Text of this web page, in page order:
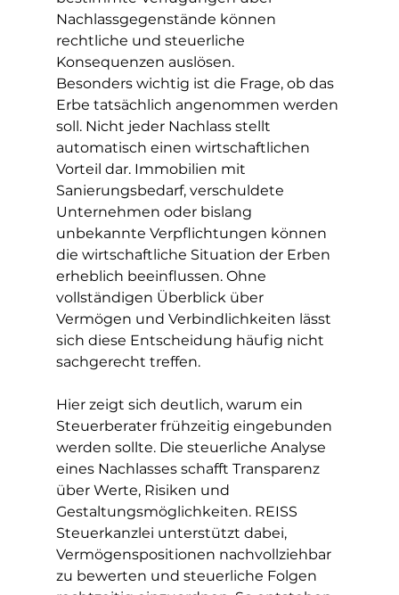
Nachlassgegenstände können
rechtliche und steuerliche
Konsequenzen auslösen.
Besonders wichtig ist die Frage, ob das
Erbe tatsächlich angenommen werden
soll. Nicht jeder Nachlass stellt
automatisch einen wirtschaftlichen
Vorteil dar. Immobilien mit
Sanierungsbedarf, verschuldete
Unternehmen oder bislang
unbekannte Verpflichtungen können
die wirtschaftliche Situation der Erben
erheblich beeinflussen. Ohne
vollständigen Überblick über
Vermögen und Verbindlichkeiten lässt
sich diese Entscheidung häufig nicht
sachgerecht treffen.
Hier zeigt sich deutlich, warum ein
Steuerberater frühzeitig eingebunden
werden sollte. Die steuerliche Analyse
eines Nachlasses schafft Transparenz
über Werte, Risiken und
Gestaltungsmöglichkeiten. REISS
Steuerkanzlei unterstützt dabei,
Vermögenspositionen nachvollziehbar
zu bewerten und steuerliche Folgen